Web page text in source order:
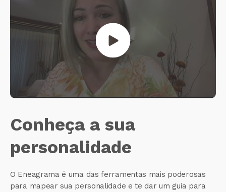
Conheça a sua
personalidade
O Eneagrama é uma das ferramentas mais poderosas
para mapear sua personalidade e te dar um guia para